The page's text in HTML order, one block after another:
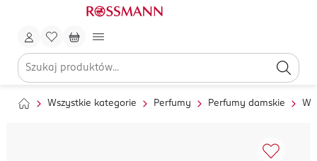
Wszystkie kategorie Perfumy Perfumy damskie